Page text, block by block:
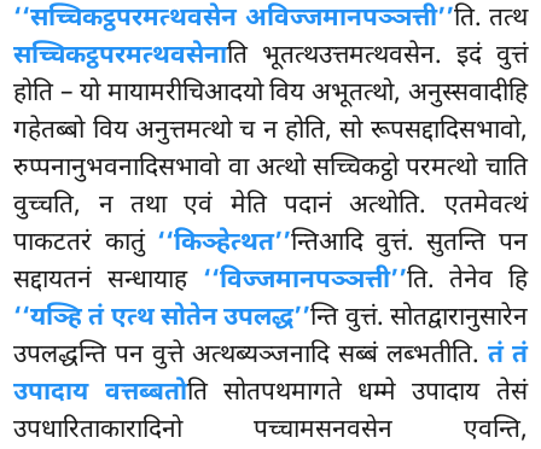
‘‘सच्चिकट्ठपरमत्थवसेन अविज्जमानपञ्ञत्ती’’ति. तत्थ
सच्चिकट्ठपरमत्थवसेनाति भूतत्थउत्तमत्थवसेन. इदं वुत्तं
होति – यो मायामरीचिआदयो विय अभूतत्थो, अनुस्सवादीहि
गहेतब्बो विय अनुत्तमत्थो च न होति, सो रूपसद्दादिसभावो,
रुप्पनानुभवनादिसभावो वा अत्थो सच्चिकट्ठो परमत्थो चाति
वुच्चति, न तथा एवं मेति पदानं अत्थोति. एतमेवत्थं
पाकटतरं कातुं ‘‘किञ्हेत्थत’’न्तिआदि वुत्तं. सुतन्ति पन
सद्दायतनं सन्धायाह ‘‘विज्जमानपञ्ञत्ती’’ति. तेनेव हि
‘‘यञ्हि तं एत्थ सोतेन उपलद्ध’’न्ति वुत्तं. सोतद्वारानुसारेन
उपलद्धन्ति पन वुत्ते अत्थब्यञ्जनादि सब्बं लब्भतीति. तं तं
उपादाय वत्तब्बतोति सोतपथमागते धम्मे उपादाय तेसं
उपधारिताकारादिनो पच्चामसनवसेन एवन्ति,